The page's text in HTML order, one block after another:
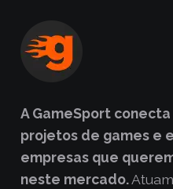
A GameSport
projetos de games e
empresas que
neste mercado.